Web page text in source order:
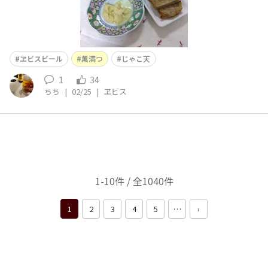
ヱビスビール 薫満つ じゃこ天
1 34
ちち | 02/25 | ヱビス
1-10件 / 全1040件
1 2 3 4 5 … ›